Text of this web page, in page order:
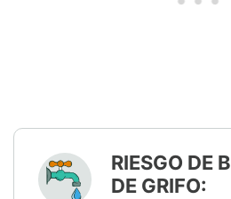
RIESGO DE
DE GRIFO: